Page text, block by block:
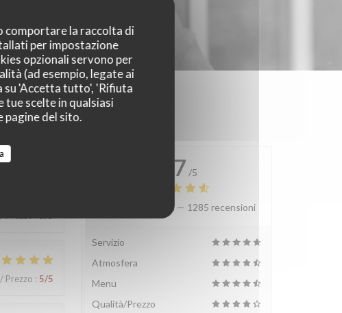
comportare la raccolta di
per impostazione
opzionali servono per
(ad esempio, legate ai
su 'Accetta tutto', 'Rifiuta
scelte in qualsiasi
pagine del sito.
Prezzo : 5/5
4.7 /5
Valutazione media — 1285 recensioni
Servizio
Atmosfera
Menu
Qualità/Prezzo